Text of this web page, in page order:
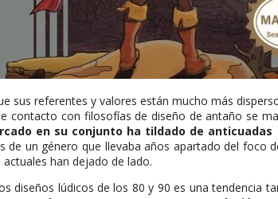
sus referentes y valores están mucho más
con filosofías de diseño de antaño se
en su conjunto ha tildado de anticuadas
de un género que llevaba años apartado del
han dejado de lado.
lúdicos de los 80 y 90 es una tendencia